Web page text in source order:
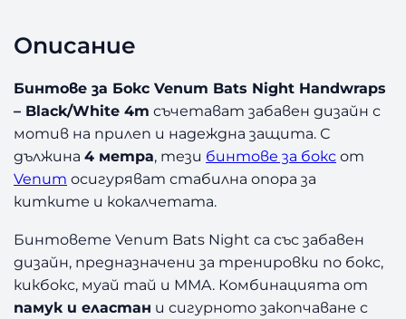
н
о
в
з
а
Б
о
с
V
e
n
Описание
Бинтове за Бокс Venum Bats Night Handwraps
– Black/White 4m съчетават забавен дизайн с
мотив на прилеп и надеждна защита. С
дължина4 метра, тези бинтове за бокс от
Venum осигуряват стабилна опора за
китките и кокалчетата.
Бинтовете Venum Bats Night са със забавен
дизайн, предназначени за тренировки по бокс,
кикбокс, муай тай и MMA. Комбинацията от
памук и еластан и сигурното закопчаване с